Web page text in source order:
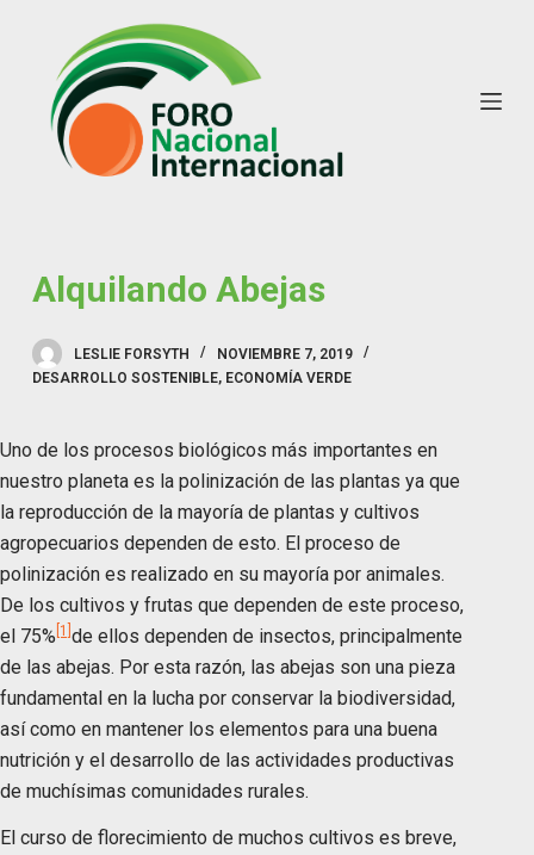
Alquilando Abejas
LESLIE FORSYTH
NOVIEMBRE 7, 2019
DESARROLLO SOSTENIBLE, ECONOMÍA VERDE
Uno de los procesos biológicos más importantes en
nuestro planeta es la polinización de las plantas ya que
la reproducción de la mayoría de plantas y cultivos
agropecuarios dependen de esto. El proceso de
polinización es realizado en su mayoría por animales.
De los cultivos y frutas que dependen de este proceso,
el 75% [1] de ellos dependen de insectos, principalmente
de las abejas. Por esta razón, las abejas son una pieza
fundamental en la lucha por conservar la biodiversidad,
así como en mantener los elementos para una buena
nutrición y el desarrollo de las actividades productivas
de muchísimas comunidades rurales.
El curso de florecimiento de muchos cultivos es breve,